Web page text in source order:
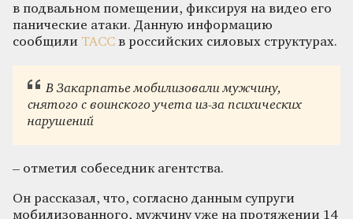
в подвальном помещении, фиксируя на видео его
панические атаки. Данную информацию
сообщили ТАСС в российских силовых структурах.
В Закарпатье мобилизовали мужчину,
снятого с воинского учета из-за психических
нарушений
– отметил собеседник агентства.
Он рассказал, что, согласно данным супруги
мобилизованного, мужчину уже на протяжении 14